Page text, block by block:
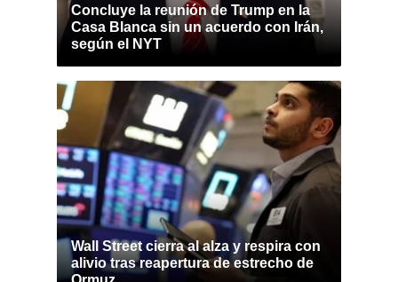
Concluye la reunión de Trump en la
Casa Blanca sin un acuerdo con Irán,
según el NYT
Wall Street cierra al alza y respira con
alivio tras reapertura de estrecho de